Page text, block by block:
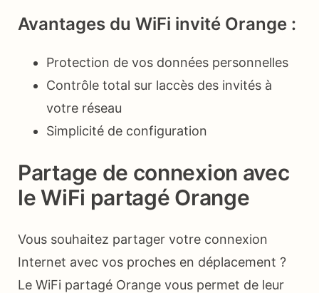
Avantages du WiFi invité Orange :
Protection de vos données personnelles
Contrôle total sur laccès des invités à
votre réseau
Simplicité de configuration
Partage de connexion avec
le WiFi partagé Orange
Vous souhaitez partager votre connexion
Internet avec vos proches en déplacement ?
Le WiFi partagé Orange vous permet de leur